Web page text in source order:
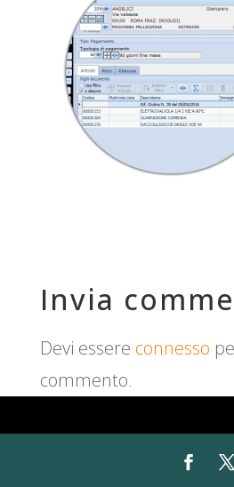
Invia
Devi essere connesso
commento.